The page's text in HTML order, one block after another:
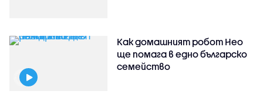
Как домашният робот Нео
ще помага в едно българско
семейство